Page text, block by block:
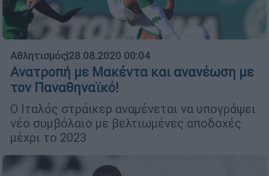
Αθλητισμός|28.08.2020 00:04
Ανατροπή με Μακέντα και ανανέωση με
τον Παναθηναϊκό!
Ο Ιταλός στράικερ αναμένεται να υπογράψει
νέο συμβόλαιο με βελτιωμένες αποδοχές
μέχρι το 2023